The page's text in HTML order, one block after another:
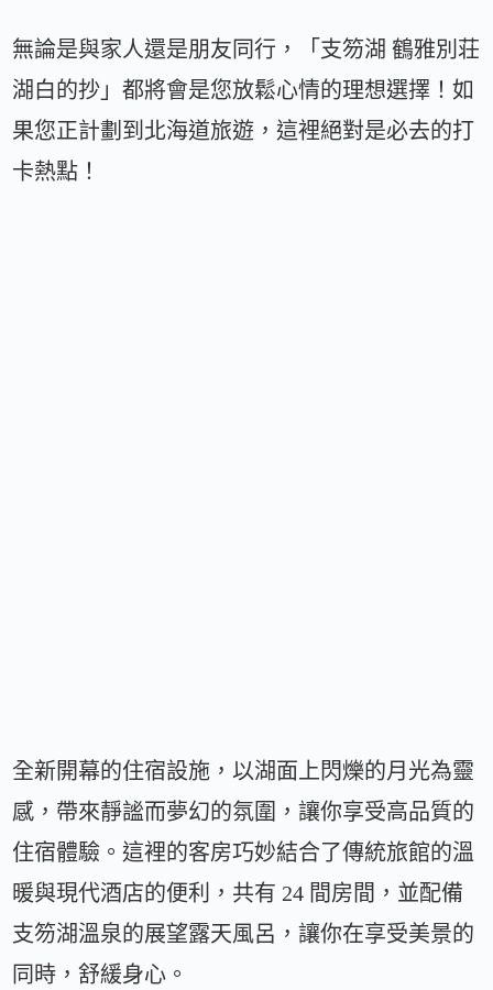
無論是與家人還是朋友同行，「支笏湖 鶴雅別荘
湖白的抄」都將會是您放鬆心情的理想選擇！如
果您正計劃到北海道旅遊，這裡絕對是必去的打
卡熱點！
全新開幕的住宿設施，以湖面上閃爍的月光為靈
感，帶來靜謐而夢幻的氛圍，讓你享受高品質的
住宿體驗。這裡的客房巧妙結合了傳統旅館的溫
暖與現代酒店的便利，共有 24 間房間，並配備
支笏湖溫泉的展望露天風呂，讓你在享受美景的
同時，舒緩身心。